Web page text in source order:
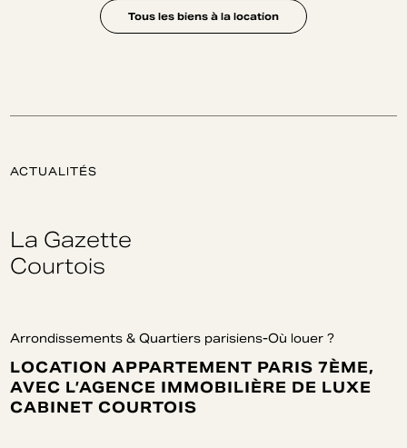
Tous les biens à la location
ACTUALITÉS
La Gazette
Courtois
Arrondissements & Quartiers parisiens-Où louer ?
LOCATION APPARTEMENT PARIS 7ÈME,
AVEC L’AGENCE IMMOBILIÈRE DE LUXE
CABINET COURTOIS